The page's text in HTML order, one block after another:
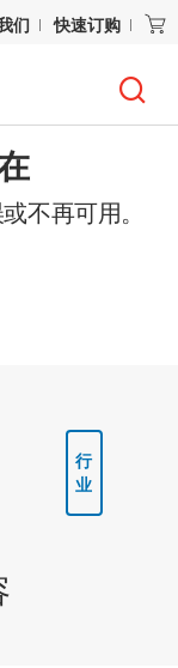
们 快速订购
不再可用。
行
业